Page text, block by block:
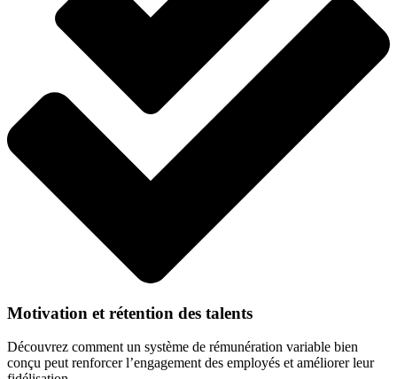
Motivation et rétention des talents
Découvrez comment un système de rémunération variable bien
conçu peut renforcer l’engagement des employés et améliorer leur